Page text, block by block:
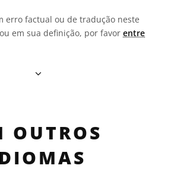
erro factual ou de tradução neste
em sua definição, por favor entre
OUTROS